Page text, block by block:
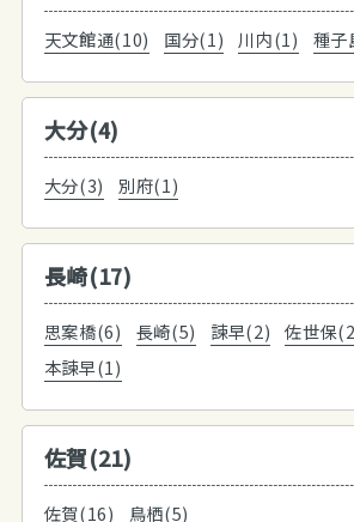
天文館通(10) 国分(1) 川内(1) 種子
大分(4)
大分(3) 別府(1)
長崎(17)
思案橋(6) 長崎(5) 諫早(2) 佐世保
本諫早(1)
佐賀(21)
佐賀(16) 鳥栖(5)